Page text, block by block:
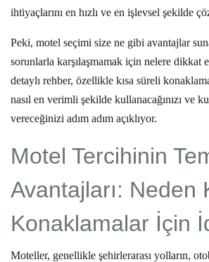
ihtiyaçlarını en hızlı ve en işlevsel şekilde
Peki, motel seçimi size ne gibi avantajlar
sorunlarla karşılaşmamak için nelere dikkat
detaylı rehber, özellikle kısa süreli
nasıl en verimli şekilde kullanacağınızı ve
vereceğinizi adım adım açıklıyor.
Motel Tercihinin
Avantajları: Neden
Konaklamalar İçin
Moteller, genellikle şehirlerarası yolların,